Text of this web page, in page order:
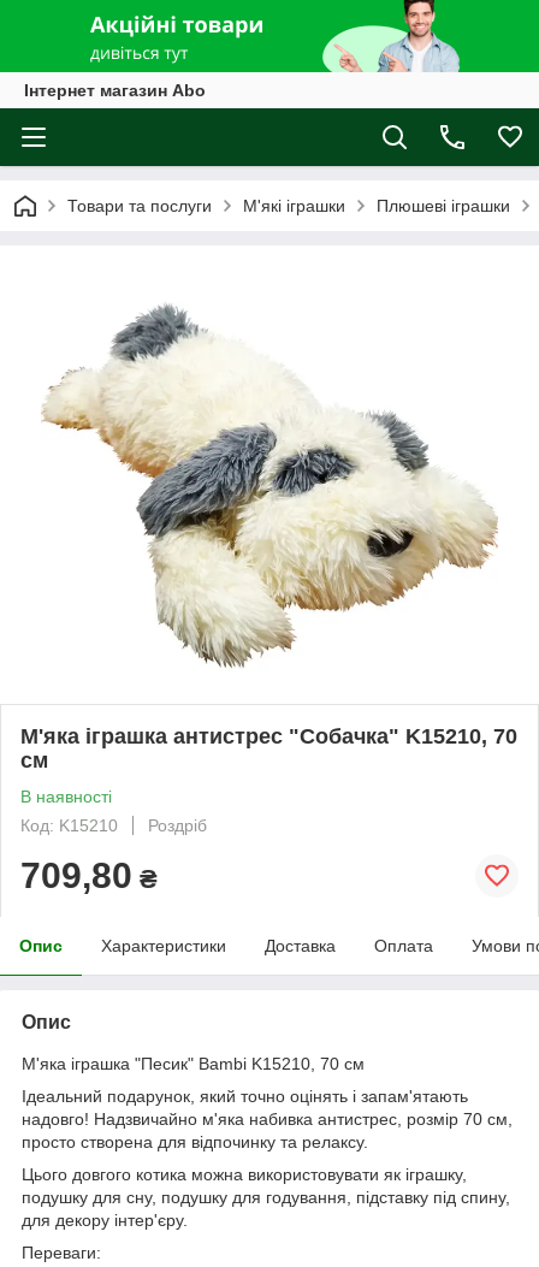
Інтернет магазин Abo
Товари та послуги М'які іграшки Плюшеві іграшки
М'яка іграшка антистрес "Собачка" K15210, 70
см
В наявності
Код: K15210
Роздріб
709,80 ₴
Опис Характеристики Доставка Оплата Умови
Опис
М'яка іграшка "Песик" Bambi K15210, 70 см
Ідеальний подарунок, який точно оцінять і запам'ятають
надовго! Надзвичайно м'яка набивка антистрес, розмір 70 см,
просто створена для відпочинку та релаксу.
Цього довгого котика можна використовувати як іграшку,
подушку для сну, подушку для годування, підставку під спину,
для декору інтер'єру.
Переваги: